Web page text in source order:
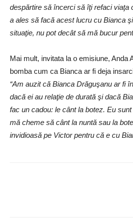
despărtire să încerci să îţi refaci viaţa
a ales să facă acest lucru cu Bianca
situaţie, nu pot decât să mă bucur
Mai mult, invitata la o emisiune, Anda
bomba cum ca Bianca ar fi deja
“Am auzit că Bianca Drăguşanu ar fi
dacă ei au relaţie de durată şi dacă
fac un cadou: le cânt la botez. Eu
mă cheme să cânt la nuntă sau la
invidioasă pe Victor pentru că e cu